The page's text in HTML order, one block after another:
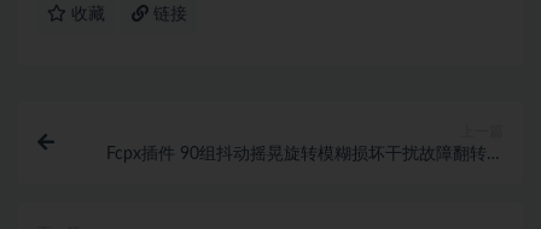
收藏 链接
Fcpx插件 90组抖动摇晃旋转模糊损坏干扰故障翻转视